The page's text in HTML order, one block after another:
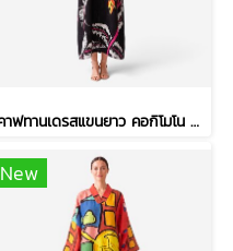
คาฟทานเดรสแขนยาว คอกิโมโน - สีดำ : ลายดอกเฮลิโคเนีย บนริ้วใบดำ-ขาว
New